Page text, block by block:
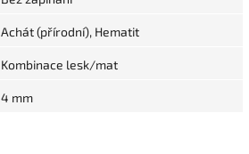
Achát (přírodní), Hematit
Kombinace lesk/mat
4 mm